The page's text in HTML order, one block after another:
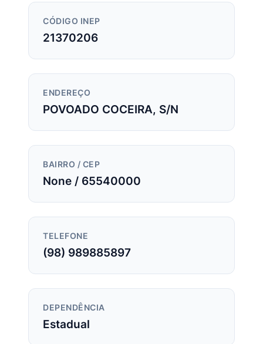
CÓDIGO INEP
21370206
ENDEREÇO
POVOADO COCEIRA, S/N
BAIRRO / CEP
None / 65540000
TELEFONE
(98) 989885897
DEPENDÊNCIA
Estadual